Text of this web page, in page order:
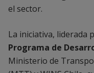
el sector.
La iniciativa, liderada
Programa de
Ministerio de